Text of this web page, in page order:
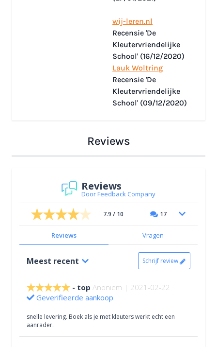
wij-leren.nl
Recensie 'De
Kleutervriendelijke
School' (16/12/2020)
Lauk Woltring
Recensie 'De
Kleutervriendelijke
School' (09/12/2020)
Reviews
Reviews
Door Feedback Company
7.9 / 10 17
Reviews Vragen
Meest recent Schrijf review
top Anoniem | 2021-02-22
Geverifieerde aankoop
snelle levering. Boek als je met kleuters werkt echt een
aanrader.